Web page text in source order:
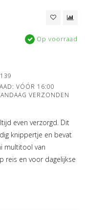
Op voorraad
VÓÓR 16:00
VERZONDEN
even verzorgd. Dit
knippertje en bevat
multitool van
reis en voor dagelijkse